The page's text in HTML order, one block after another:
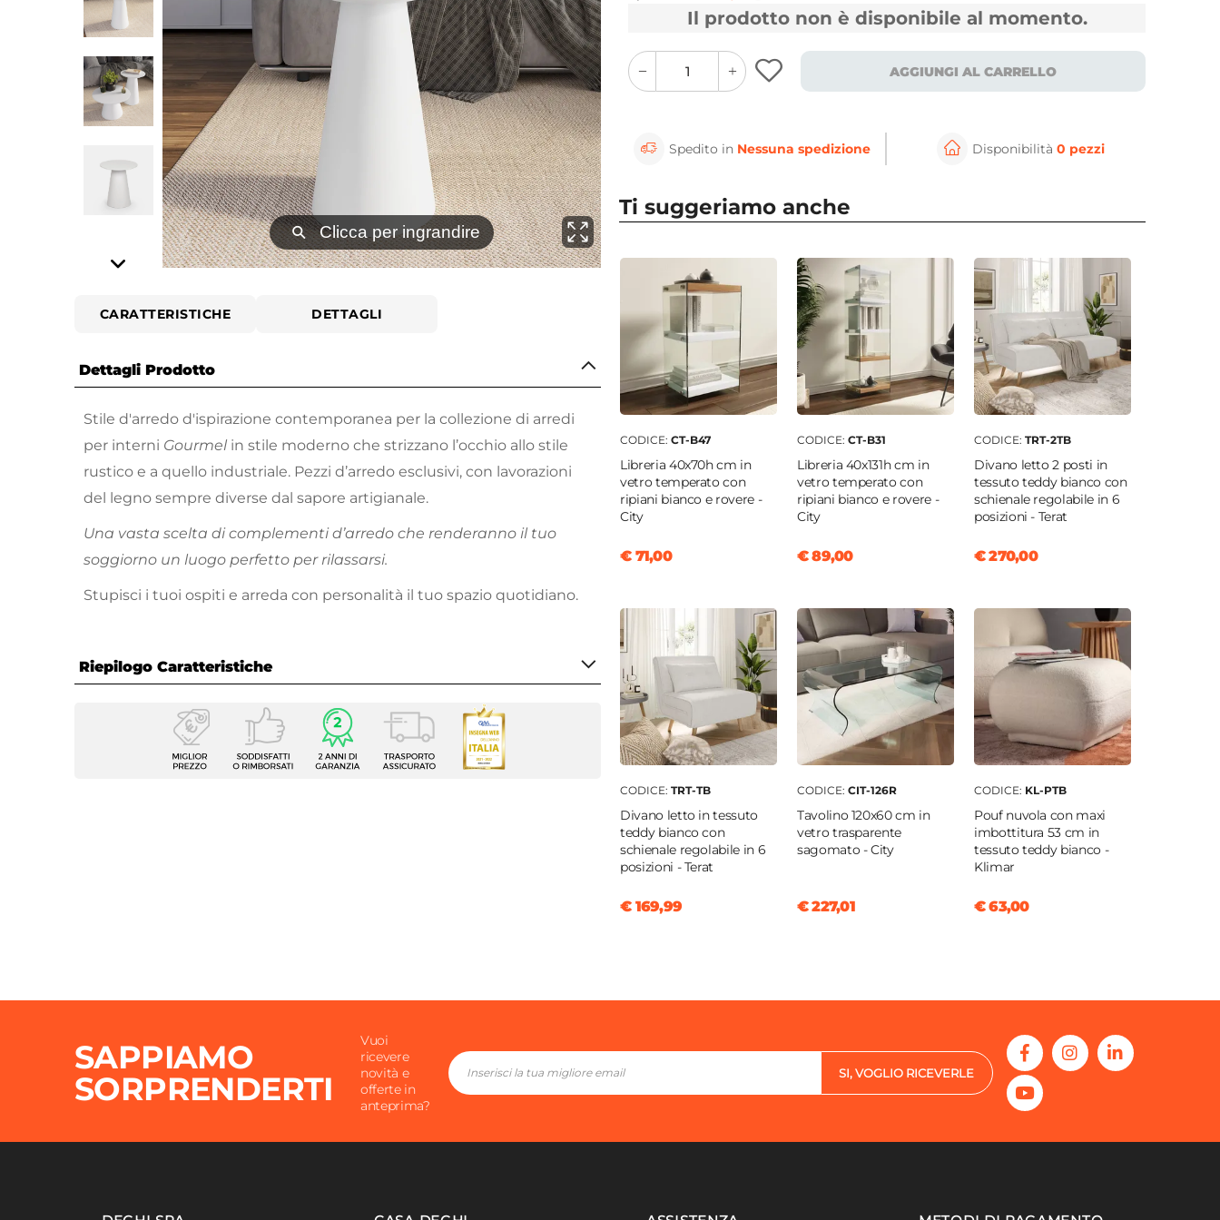
⚲ Clicca per ingrandire
CARATTERISTICHE DETTAGLI
Dettagli Prodotto
Stile d'arredo d'ispirazione contemporanea per la collezione di arredi
per interni Gourmel in stile moderno che strizzano l’occhio allo stile
rustico e a quello industriale. Pezzi d’arredo esclusivi, con lavorazioni
del legno sempre diverse dal sapore artigianale.
Una vasta scelta di complementi d’arredo che renderanno il tuo
soggiorno un luogo perfetto per rilassarsi.
Stupisci i tuoi ospiti e arreda con personalità il tuo spazio quotidiano.
Riepilogo Caratteristiche
Caratteristiche
Tavolino
Gourmel
Finitura
Opaca
Il prodotto non è disponibile al momento.
quantity
button
quantity
minus
button
AGGIUNGI AL CARRELLO
Spedito in Nessuna spedizione Disponibilità 0 pezzi
Ti suggeriamo anche
CODICE: CT-B47
Libreria 40x70h cm in
vetro temperato con
ripiani bianco e rovere -
City
€ 71,00
CODICE: CT-B31
Libreria 40x131h cm in
vetro temperato con
ripiani bianco e rovere -
City
€ 89,00
CODICE: TRT-2TB
Divano letto 2 posti in
tessuto teddy bianco con
schienale regolabile in 6
posizioni - Terat
€ 270,00
CODICE: TRT-TB
Divano letto in tessuto
teddy bianco con
schienale regolabile in 6
posizioni - Terat
€ 169,99
CODICE: CIT-126R
Tavolino 120x60 cm in
vetro trasparente
sagomato - City
€ 227,01
CODICE: KL-PTB
Pouf nuvola con maxi
imbottitura 53 cm in
tessuto teddy bianco -
Klimar
€ 63,00
SAPPIAMO
SORPRENDERTI
Vuoi
ricevere
novità e
offerte in
anteprima?
SI, VOGLIO RICEVERLE